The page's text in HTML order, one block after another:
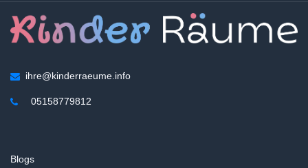
ihre@kinderraeume.info
05158779812
Blogs